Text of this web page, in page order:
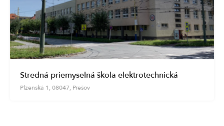
Stredná priemyselná škola elektrotechnická
Plzenská 1, 08047, Prešov